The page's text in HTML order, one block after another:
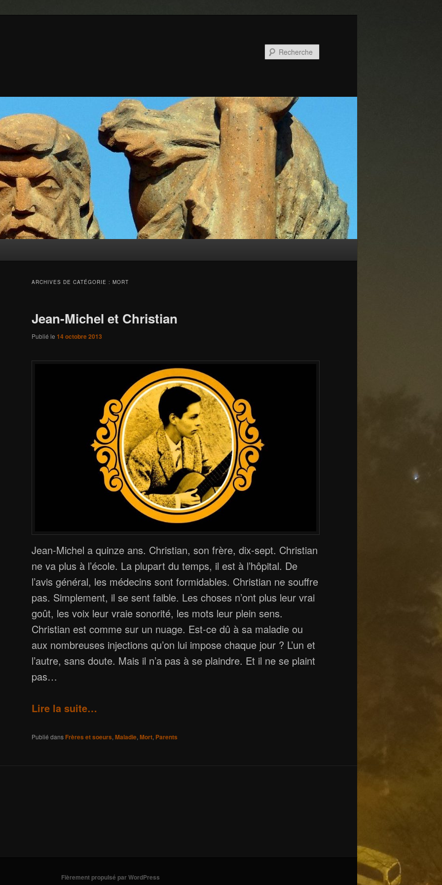
ARCHIVES DE CATÉGORIE : MORT
Jean-Michel et Christian
Publié le 14 octobre 2013
Jean-Michel a quinze ans. Christian, son frère, dix-sept. Christian
ne va plus à l’école. La plupart du temps, il est à l’hôpital. De
l’avis général, les médecins sont formidables. Christian ne souffre
pas. Simplement, il se sent faible. Les choses n’ont plus leur vrai
goût, les voix leur vraie sonorité, les mots leur plein sens.
Christian est comme sur un nuage. Est-ce dû à sa mala­die ou
aux nombreuses injections qu’on lui impose chaque jour ? L’un et
l’autre, sans doute. Mais il n’a pas à se plaindre. Et il ne se plaint
pas…
Lire la suite…
Publié dans Frères et soeurs, Maladie, Mort, Parents
Fièrement propulsé par WordPress